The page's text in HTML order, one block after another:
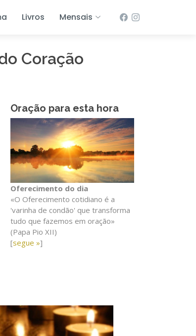
Livros Mensais
Coração
Oração para esta hora
Oferecimento do dia
«O Oferecimento cotidiano é a
'varinha de condão' que transforma
tudo que fazemos em oração»
(Papa Pio XII)
[segue »]